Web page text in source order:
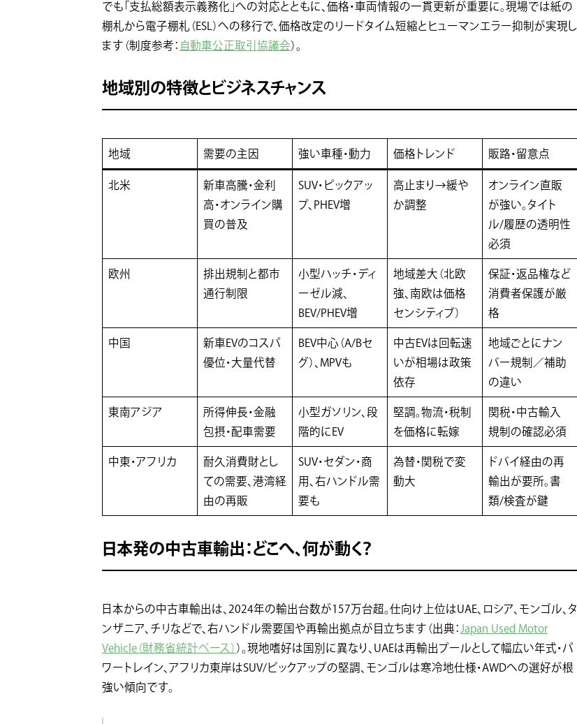
でも「支払総額表示義務化」への対応とともに、価格・車両情報の一貫更新が重要に。現場では紙の
棚札から電子棚札（ESL）への移行で、価格改定のリードタイム短縮とヒューマンエラー抑制が実現し
ます（制度参考： 自動車公正取引協議会）。
地域別の特徴とビジネスチャンス
地域 需要の主因 強い車種・動力 価格トレンド 販路・留意点
北米
新車高騰・金利
高・オンライン購
買の普及
SUV・ピックアッ
プ、PHEV増
高止まり→緩や
か調整
オンライン直販
が強い。タイト
ル/履歴の透明性
必須
欧州
排出規制と都市
通行制限
小型ハッチ・ディ
ーゼル減、
BEV/PHEV増
地域差大（北欧
強、南欧は価格
センシティブ）
保証・返品権など
消費者保護が厳
格
中国
新車EVのコスパ
優位・大量代替
BEV中心（A/Bセ
グ）、MPVも
中古EVは回転速
いが相場は政策
依存
地域ごとにナン
バー規制／補助
の違い
東南アジア
所得伸長・金融
包摂・配車需要
小型ガソリン、段
階的にEV
堅調。物流・税制
を価格に転嫁
関税・中古輸入
規制の確認必須
中東・アフリカ
耐久消費財とし
ての需要、港湾経
由の再販
SUV・セダン・商
用、右ハンドル需
要も
為替・関税で変
動大
ドバイ経由の再
輸出が要所。書
類/検査が鍵
日本発の中古車輸出：どこへ、何が動く？
日本からの中古車輸出は、2024年の輸出台数が157万台超。仕向け上位はUAE、ロシア、モンゴル、タ
ンザニア、チリなどで、右ハンドル需要国や再輸出拠点が目立ちます（出典：Japan Used Motor
Vehicle（財務省統計ベース） ）。現地嗜好は国別に異なり、UAEは再輸出プールとして幅広い年式・パ
ワートレイン、アフリカ東岸はSUV/ピックアップの堅調、モンゴルは寒冷地仕様・AWDへの選好が根
強い傾向です。